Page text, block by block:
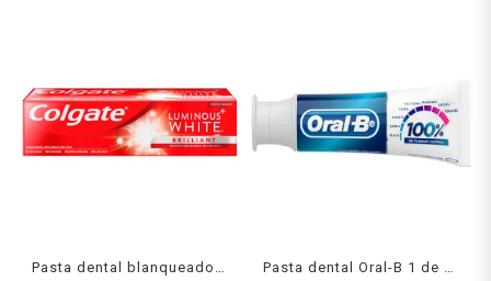
Pasta dental blanqueadora
Pasta dental Oral-B 1 de tu